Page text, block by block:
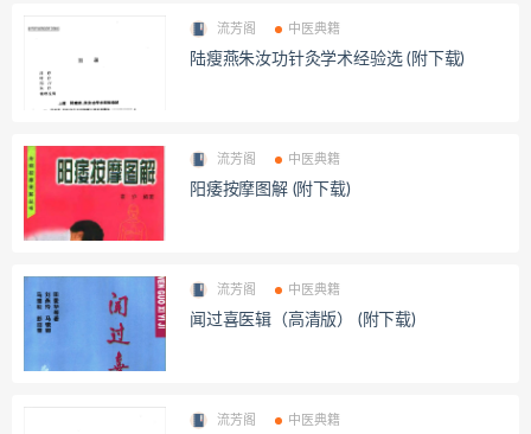
流芳阁 中医典籍
陆瘦燕朱汝功针灸学术经验选 (附下载)
流芳阁 中医典籍
阳痿按摩图解 (附下载)
流芳阁 中医典籍
闻过喜医辑（高清版） (附下载)
流芳阁 中医典籍